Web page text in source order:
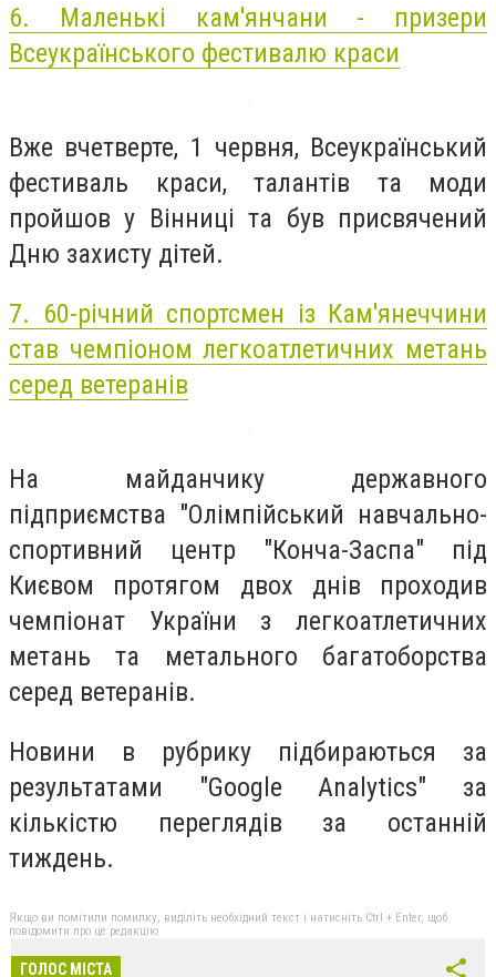
6. Маленькі кам'янчани - призери
Всеукраїнського фестивалю краси
Вже вчетверте, 1 червня, Всеукраїнський
фестиваль краси, талантів та моди
пройшов у Вінниці та був присвячений
Дню захисту дітей.
7. 60-річний спортсмен із Кам'янеччини
став чемпіоном легкоатлетичних метань
серед ветеранів
На майданчику державного
підприємства "Олімпійський навчально-
спортивний центр "Конча-Заспа" під
Києвом протягом двох днів проходив
чемпіонат України з легкоатлетичних
метань та метального багатоборства
серед ветеранів.
Новини в рубрику підбираються за
результатами "Google Analytics" за
кількістю переглядів за останній
тиждень.
Якщо ви помітили помилку, виділіть необхідний текст і натисніть Ctrl + Enter, щоб
повідомити про це редакцію
ГОЛОС МІСТА